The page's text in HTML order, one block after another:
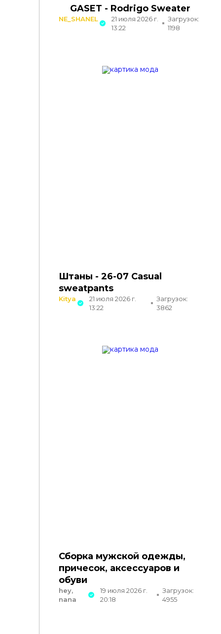
GASET - Rodrigo Sweater
NE_SHANEL
21 июля 2026 г.
13:22
Загрузок:
1198
Штаны - 26-07 Casual
sweatpants
Kitya
21 июля 2026 г.
13:22
Загрузок:
3862
Сборка мужской одежды,
причесок, аксессуаров и
обуви
hey,
nana
19 июля 2026 г.
20:18
Загрузок:
4955